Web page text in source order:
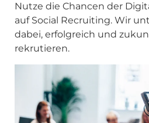
Nutze die Chancen der
auf Social Recruiting. Wir
dabei, erfolgreich und
rekrutieren.